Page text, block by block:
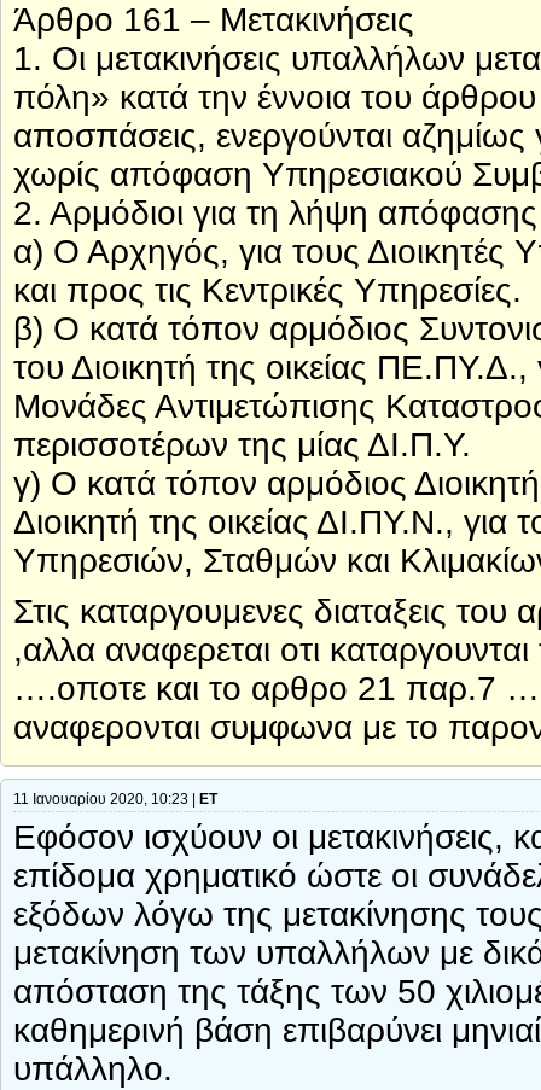
Άρθρο 161 – Μετακινήσεις
1. Οι μετακινήσεις υπαλλήλων
πόλη» κατά την έννοια του
αποσπάσεις, ενεργούνται αζημίως
χωρίς απόφαση Υπηρεσιακού
2. Αρμόδιοι για τη λήψη απόφασης
α) Ο Αρχηγός, για τους
και προς τις Κεντρικές Υπηρεσίες.
β) Ο κατά τόπον αρμόδιος
του Διοικητή της οικείας
Μονάδες Αντιμετώπισης
περισσοτέρων της μίας ΔΙ.Π.Υ.
γ) Ο κατά τόπον αρμόδιος
Διοικητή της οικείας ΔΙ.ΠΥ.Ν.,
Υπηρεσιών, Σταθμών και
Στις καταργουμενες διαταξεις
,αλλα αναφερεται οτι
….οποτε και το αρθρο 21 παρ.7
αναφερονται συμφωνα με το
11 Ιανουαρίου 2020, 10:23 | ΕΤ
Εφόσον ισχύουν οι μετακινήσεις,
επίδομα χρηματικό ώστε οι
εξόδων λόγω της μετακίνησης
μετακίνηση των υπαλλήλων με
απόσταση της τάξης των 50
καθημερινή βάση επιβαρύνει
υπάλληλο.